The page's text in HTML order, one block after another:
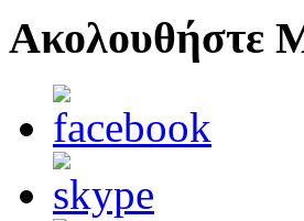
Ακολουθήστε